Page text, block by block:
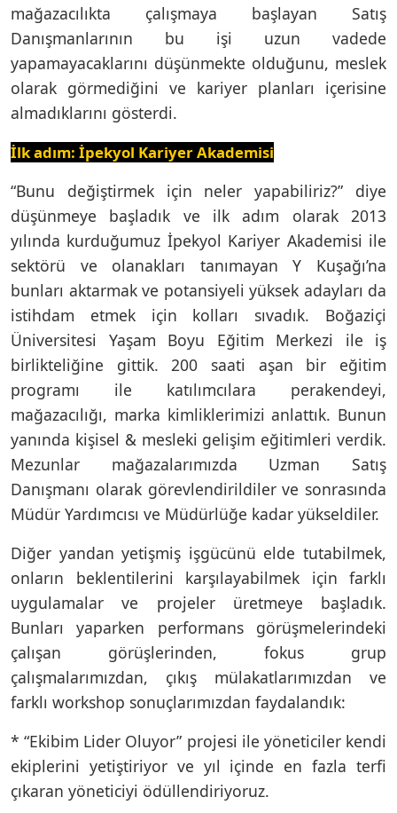
mağazacılıkta çalışmaya başlayan Satış
Danışmanlarının bu işi uzun vadede
yapamayacaklarını düşünmekte olduğunu, meslek
olarak görmediğini ve kariyer planları içerisine
almadıklarını gösterdi.
İlk adım: İpekyol Kariyer Akademisi
“Bunu değiştirmek için neler yapabiliriz?” diye
düşünmeye başladık ve ilk adım olarak 2013
yılında kurduğumuz İpekyol Kariyer Akademisi ile
sektörü ve olanakları tanımayan Y Kuşağı’na
bunları aktarmak ve potansiyeli yüksek adayları da
istihdam etmek için kolları sıvadık. Boğaziçi
Üniversitesi Yaşam Boyu Eğitim Merkezi ile iş
birlikteliğine gittik. 200 saati aşan bir eğitim
programı ile katılımcılara perakendeyi,
mağazacılığı, marka kimliklerimizi anlattık. Bunun
yanında kişisel & mesleki gelişim eğitimleri verdik.
Mezunlar mağazalarımızda Uzman Satış
Danışmanı olarak görevlendirildiler ve sonrasında
Müdür Yardımcısı ve Müdürlüğe kadar yükseldiler.
Diğer yandan yetişmiş işgücünü elde tutabilmek,
onların beklentilerini karşılayabilmek için farklı
uygulamalar ve projeler üretmeye başladık.
Bunları yaparken performans görüşmelerindeki
çalışan görüşlerinden, fokus grup
çalışmalarımızdan, çıkış mülakatlarımızdan ve
farklı workshop sonuçlarımızdan faydalandık:
* “Ekibim Lider Oluyor” projesi ile yöneticiler kendi
ekiplerini yetiştiriyor ve yıl içinde en fazla terfi
çıkaran yöneticiyi ödüllendiriyoruz.